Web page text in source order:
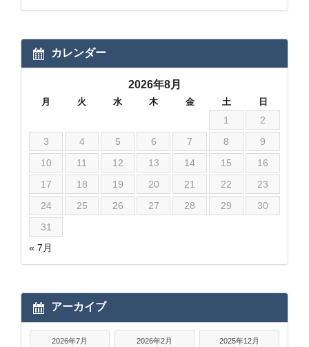
カレンダー
2026年8月
月 火 水 木 金 土 日
« 7月
1
2
3
4 5 6 7 8
9
10
11 12 13 14 15
16
17
18 19 20 21 22
23
24
25 26 27 28 29
30
31
アーカイブ
2026年7月 2026年2月 2025年12月